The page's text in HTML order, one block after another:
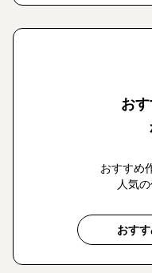
お
おすすめ
人気
おす